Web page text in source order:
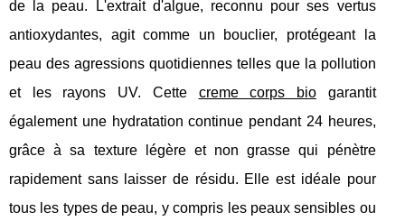
de la peau. L'extrait d'algue, reconnu pour ses vertus
antioxydantes, agit comme un bouclier, protégeant la
peau des agressions quotidiennes telles que la pollution
et les rayons UV. Cette creme corps biogarantit
également une hydratation continue pendant 24 heures,
grâce à sa texture légère et non grasse qui pénètre
rapidement sans laisser de résidu. Elle est idéale pour
tous les types de peau, y compris les peaux sensibles ou